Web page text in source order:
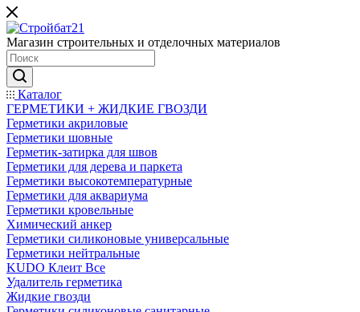
Магазин строительных и отделочных материалов
Каталог
ГЕРМЕТИКИ + ЖИДКИЕ ГВОЗДИ
Герметики акриловые
Герметики шовные
Герметик-затирка для швов
Герметики для дерева и паркета
Герметики высокотемпературные
Герметики для аквариума
Герметики кровельные
Химический анкер
Герметики силиконовые универсальные
Герметики нейтральные
KUDO Клеит Все
Удалитель герметика
Жидкие гвозди